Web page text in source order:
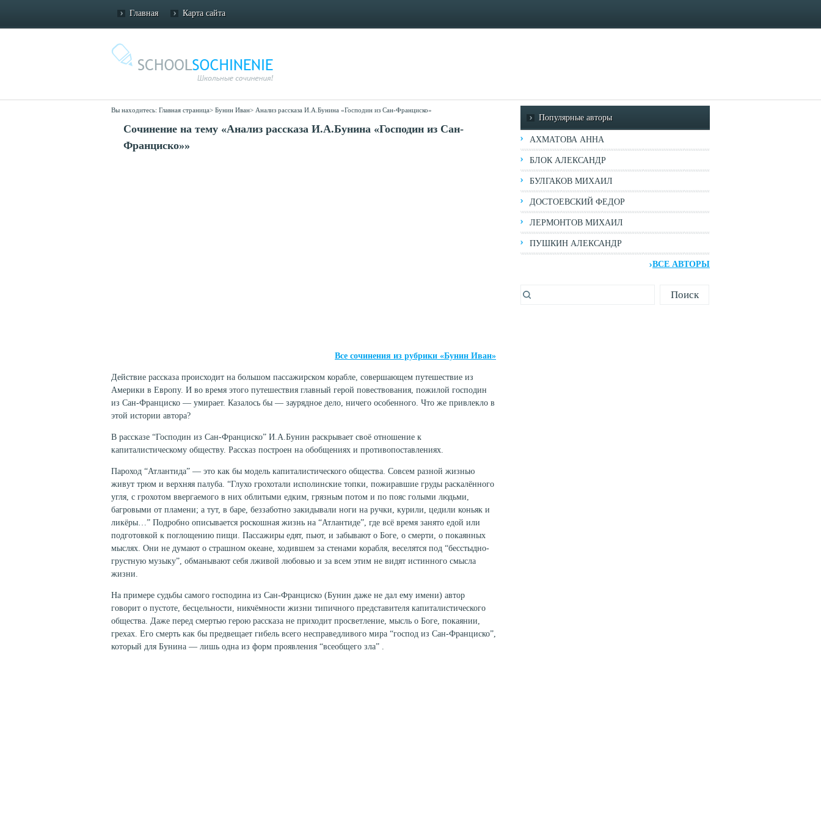
Главная Карта сайта
Вы находитесь: Главная страница> Бунин Иван> Анализ рассказа И.А.Бунина «Господин из Сан-Франциско»
Сочинение на тему «Анализ рассказа И.А.Бунина «Господин из Сан-
Франциско»»
Все сочинения из рубрики «Бунин Иван»
Действие рассказа происходит на большом пассажирском корабле, совершающем путешествие из
Америки в Европу. И во время этого путешествия главный герой повествования, пожилой господин
из Сан-Франциско — умирает. Казалось бы — заурядное дело, ничего особенного. Что же привлекло в
этой истории автора?
В рассказе “Господин из Сан-Франциско” И.А.Бунин раскрывает своё отношение к
капиталистическому обществу. Рассказ построен на обобщениях и противопоставлениях.
Пароход “Атлантида” — это как бы модель капиталистического общества. Совсем разной жизнью
живут трюм и верхняя палуба. “Глухо грохотали исполинские топки, пожиравшие груды раскалённого
угля, с грохотом ввергаемого в них облитыми едким, грязным потом и по пояс голыми людьми,
багровыми от пламени; а тут, в баре, беззаботно закидывали ноги на ручки, курили, цедили коньяк и
ликёры…” Подробно описывается роскошная жизнь на “Атлантиде”, где всё время занято едой или
подготовкой к поглощению пищи. Пассажиры едят, пьют, и забывают о Боге, о смерти, о покаянных
мыслях. Они не думают о страшном океане, ходившем за стенами корабля, веселятся под “бесстыдно-
грустную музыку”, обманывают себя лживой любовью и за всем этим не видят истинного смысла
жизни.
На примере судьбы самого господина из Сан-Франциско (Бунин даже не дал ему имени) автор
говорит о пустоте, бесцельности, никчёмности жизни типичного представителя капиталистического
общества. Даже перед смертью герою рассказа не приходит просветление, мысль о Боге, покаянии,
грехах. Его смерть как бы предвещает гибель всего несправедливого мира “господ из Сан-Франциско”,
который для Бунина — лишь одна из форм проявления “всеобщего зла” .
Популярные авторы
АХМАТОВА АННА
БЛОК АЛЕКСАНДР
БУЛГАКОВ МИХАИЛ
ДОСТОЕВСКИЙ ФЕДОР
ЛЕРМОНТОВ МИХАИЛ
ПУШКИН АЛЕКСАНДР
ВСЕ АВТОРЫ